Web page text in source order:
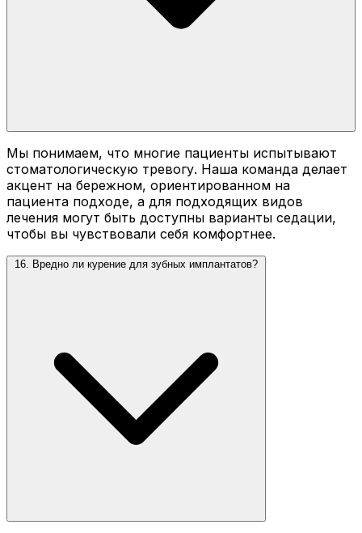
Мы понимаем, что многие пациенты испытывают
стоматологическую тревогу. Наша команда делает
акцент на бережном, ориентированном на
пациента подходе, а для подходящих видов
лечения могут быть доступны варианты седации,
чтобы вы чувствовали себя комфортнее.
16. Вредно ли курение для зубных имплантатов?